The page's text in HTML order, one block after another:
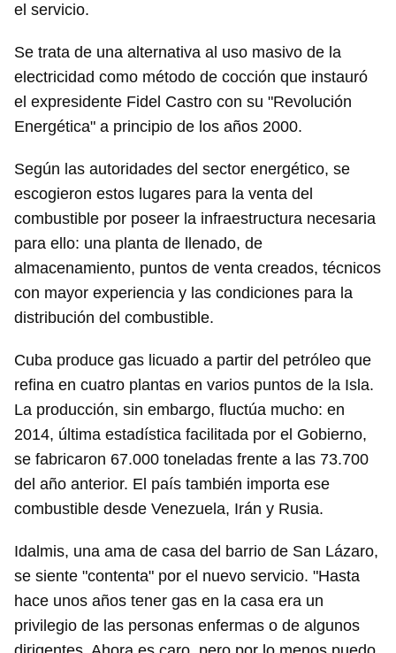
el servicio.
Se trata de una alternativa al uso masivo de la
electricidad como método de cocción que instauró
el expresidente Fidel Castro con su "Revolución
Energética" a principio de los años 2000.
Según las autoridades del sector energético, se
escogieron estos lugares para la venta del
combustible por poseer la infraestructura necesaria
para ello: una planta de llenado, de
almacenamiento, puntos de venta creados, técnicos
con mayor experiencia y las condiciones para la
distribución del combustible.
Cuba produce gas licuado a partir del petróleo que
refina en cuatro plantas en varios puntos de la Isla.
La producción, sin embargo, fluctúa mucho: en
2014, última estadística facilitada por el Gobierno,
se fabricaron 67.000 toneladas frente a las 73.700
del año anterior. El país también importa ese
combustible desde Venezuela, Irán y Rusia.
Idalmis, una ama de casa del barrio de San Lázaro,
se siente "contenta" por el nuevo servicio. "Hasta
hace unos años tener gas en la casa era un
privilegio de las personas enfermas o de algunos